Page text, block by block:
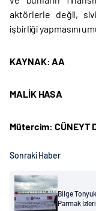
aktörlerle değil,
işbirliği yapmasını
KAYNAK: AA
MALİK HASA
Mütercim: CÜNEYT
Sonraki Haber
Bilge
Parmak